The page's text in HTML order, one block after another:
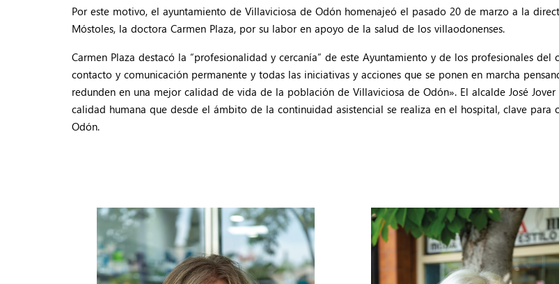
Por este motivo, el ayuntamiento de Villaviciosa de Odón homenajeó el pasado 20 de marzo a la
Móstoles, la doctora Carmen Plaza, por su labor en apoyo de la salud de los villaodonenses.
Carmen Plaza destacó la “profesionalidad y cercanía” de este Ayuntamiento y de los profesionales
contacto y comunicación permanente y todas las iniciativas y acciones que se ponen en marcha
redunden en una mejor calidad de vida de la población de Villaviciosa de Odón». El alcalde José
calidad humana que desde el ámbito de la continuidad asistencial se realiza en el hospital, clave
Odón.